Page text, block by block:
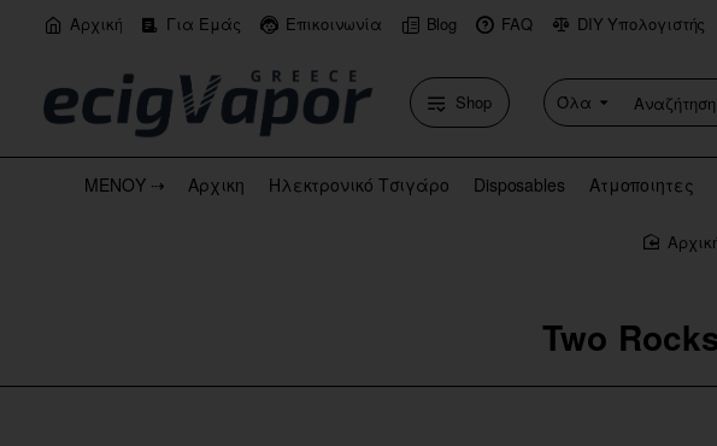
Αρχική Για Εμάς Επικοινωνία Blog FAQ DIY Υπολογιστής
Shop Όλα
Αναζήτηση....
ΜΕΝΟΥ ⇢ Αρχικη Ηλεκτρονικό Τσιγάρο Disposables Ατμοποιητες
Two